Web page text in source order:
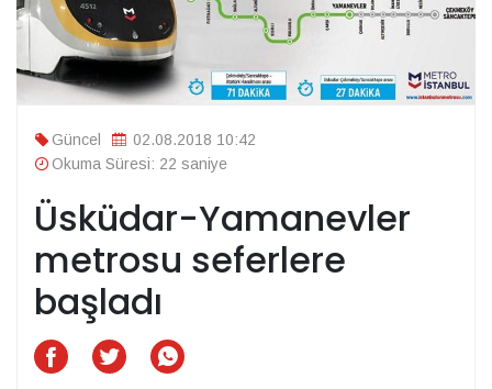
Güncel
02.08.2018 10:42
Okuma Süresi: 22 saniye
Üsküdar-Yamanevler
metrosu seferlere
başladı